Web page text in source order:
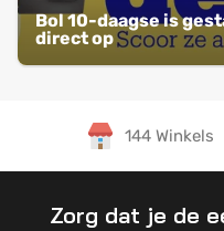
Bol 10-daagse is
direct op
144 Winkels
Zorg dat je de